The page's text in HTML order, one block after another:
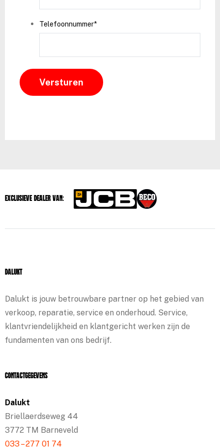
Telefoonnummer*
Exclusieve dealer van:
Dalukt
Dalukt is jouw betrouwbare partner op het gebied van
verkoop, reparatie, service en onderhoud. Service,
klantvriendelijkheid en klantgericht werken zijn de
fundamenten van ons bedrijf.
Contactgegevens
Dalukt
Briellaerdseweg 44
3772 TM Barneveld
033 – 277 01 74